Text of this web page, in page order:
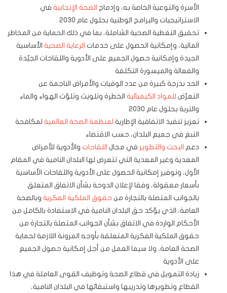
الأسرة والتوعية الخاصة به، وإدماج الصحة الإنجابية في
الاستراتيجيات والبرامج الوطنية بحلول عام 2030
تحقيق التغطية الصحية الشاملة، بما في ذلك الحماية من المخاطر
المالية، وإمكانية الحصول على خدمات الرعاية الصحية الأساسية
الجيدة وإمكانية حصول الجميع على الأدوية واللقاحات الجيّدة
والفعالة والميسورة التكلفة
الحد بدرجة كبيرة من عدد الوفيات والأمراض الناجمة عن
التعرّض للمواد الكيميائية الخطرة وتلويث وتلوّث الهواء والماء
والتربة بحلول عام 2030
تعزيز تنفيذ الاتفاقية الإطارية لمنظمة الصحة العالمية لمكافحة
التبغ في جميع البلدان، حسب الاقتضاء
دعم البحث والتطوير في مجال اللقاحات والأدوية للأمراض
المعدية وغير المعدية التي تتعرض لها البلدان النامية في المقام
الأول، وتوفير إمكانية الحصول على الأدوية واللقاحات الأساسية
بأسعار معقولة، وفقا لإعلان الدوحة بشأن الاتفاق المتعلق
بالجوانب المتصلة بالتجارة من حقوق الملكية الفكرية وبالصحة
العامة، الذي يؤكد حق البلدان النامية في الاستفادة بالكامل من
الأحكام الواردة في الاتفاق بشأن الجوانب المتصلة بالتجارة من
حقوق الملكية الفكرية المتعلقة بأوجه المرونة اللازمة لحماية
الصحة العامة، ولا سيما العمل من أجل إمكانية حصول الجميع
على الأدوية
زيادة التمويل في قطاع الصحة وتوظيف القوى العاملة في هذا
القطاع وتطويرها وتدريبها واستبقائها في البلدان النامية،